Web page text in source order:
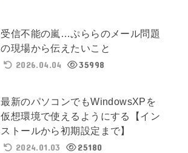
受信不能の嵐…ぷららのメール問題
の現場から伝えたいこと
2026.04.04
35998
最新のパソコンでもWindowsXPを
仮想環境で使えるようにする【イン
ストールから初期設定まで】
2024.01.03
25180